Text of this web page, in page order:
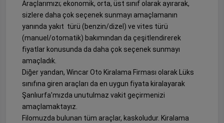
Araçlarımızı; ekonomik, orta, üst sınıf olarak ayırarak,
sizlere daha çok seçenek sunmayı amaçlamanın
yanında yakıt türü (benzin/dizel) ve vites türü
(manuel/otomatik) bakımından da çeşitlendirerek
fiyatlar konusunda da daha çok seçenek sunmayı
amaçladık.
Diğer yandan, Wincar Oto Kiralama Firması olarak Lüks
sınıfına giren araçları da en uygun fiyata kiralayarak
Şanlıurfa’mızda unutulmaz vakit geçirmenizi
amaçlamaktayız.
Filomuzda bulunan tüm araçlar, kaskoludur. Kiralama